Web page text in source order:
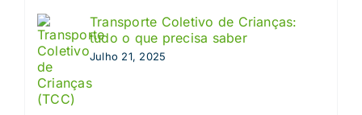
Transporte Coletivo de Crianças:
tudo o que precisa saber
Julho 21, 2025